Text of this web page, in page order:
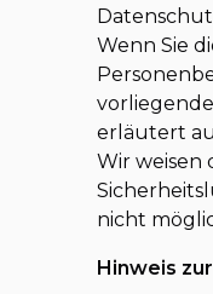
Wenn Sie
erläutert
Wir weisen
nicht
Hinweis